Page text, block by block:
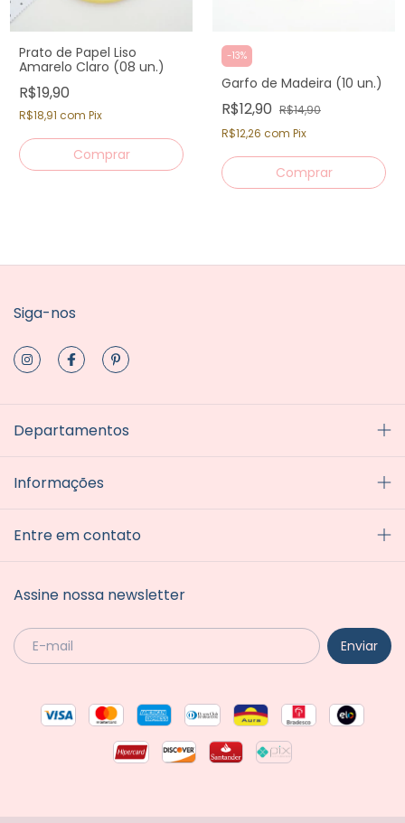
Prato de Papel Liso
Amarelo Claro (08 un.)
R$19,90
R$18,91 com Pix
-13%
Garfo de Madeira (10 un.)
R$12,90 R$14,90
R$12,26 com Pix
Siga-nos
Departamentos
Informações
Entre em contato
Assine nossa newsletter